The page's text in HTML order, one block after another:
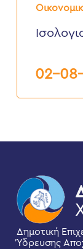
2017
02-
Δημοτική
Ύδρευσης